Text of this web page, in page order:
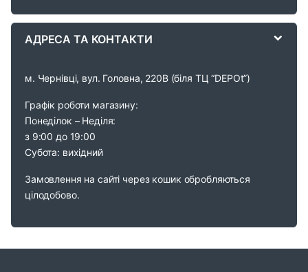
АДРЕСА ТА КОНТАКТИ
м. Чернівці, вул. Головна, 220В (біля ТЦ “DEPOt”)
Графік роботи магазину:
Понеділок – Неділя:
з 9:00 до 19:00
Субота: вихідний
Замовлення на сайті через кошик обробляються
цілодобово.